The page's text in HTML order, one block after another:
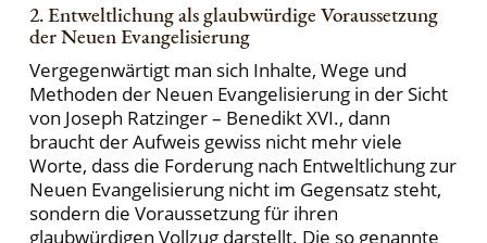
2. Entweltlichung als glaubwürdige Voraussetzung
der Neuen Evangelisierung
Vergegenwärtigt man sich Inhalte, Wege und
Methoden der Neuen Evangelisierung in der Sicht
von Joseph Ratzinger – Benedikt XVI., dann
braucht der Aufweis gewiss nicht mehr viele
Worte, dass die Forderung nach Entweltlichung zur
Neuen Evangelisierung nicht im Gegensatz steht,
sondern die Voraussetzung für ihren
glaubwürdigen Vollzug darstellt. Die so genannte